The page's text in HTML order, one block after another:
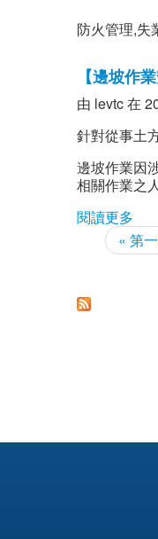
防火管理,失
【邊坡作
由 levtc在
針對從事土
邊坡作業因
相關作業之
閱讀更多
頁面 « 第